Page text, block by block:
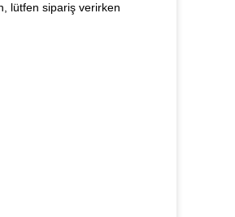
lütfen sipariş verirken